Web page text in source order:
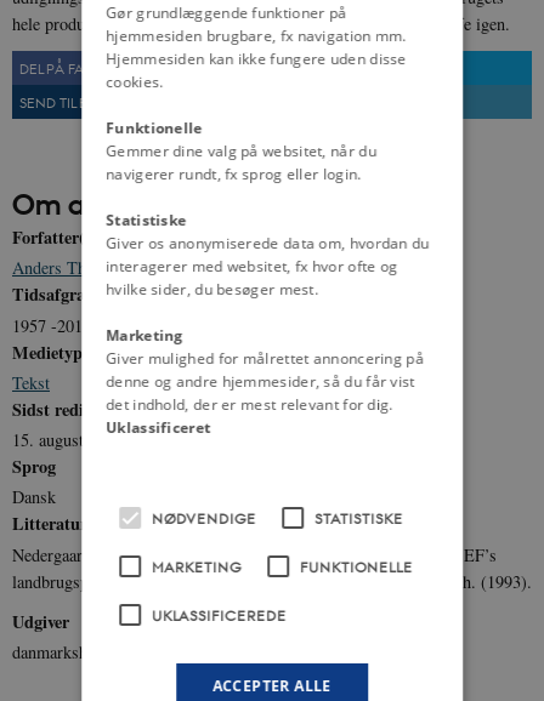
hele produktions- og finansieringsstruktur, er det svært at afskaffe igen.
DEL PÅ FACEBOOK
DEL PÅ TWITTER
SEND TIL EN VEN
Om artiklen
Forfatter(e)
Anders Thornvig Sørensen
Tidsafgrænsning
1957 -2010
Medietype
Tekst
Sidst redigeret
15. august 2011
Sprog
Dansk
Litteratur
Nedergaard, Peter, Otte Hansen, Henning, og Mikkelsen, Preben EF’s
landbrugspolitik og Danmark – Udviklingen frem til år 2000, Kbh. (1993).
Udgiver
danmarkshistorien.dk
Gør grundlæggende funktioner på
hjemmesiden brugbare, fx navigation mm.
Hjemmesiden kan ikke fungere uden disse
cookies.
Funktionelle
Gemmer dine valg på websitet, når du
navigerer rundt, fx sprog eller login.
Statistiske
Giver os anonymiserede data om, hvordan du
interagerer med websitet, fx hvor ofte og
hvilke sider, du besøger mest.
Marketing
Giver mulighed for målrettet annoncering på
denne og andre hjemmesider, så du får vist
det indhold, der er mest relevant for dig.
Uklassificeret
NØDVENDIGE STATISTISKE
MARKETING FUNKTIONELLE
UKLASSIFICEREDE
ACCEPTER ALLE